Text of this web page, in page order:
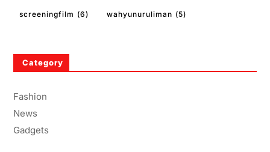
screeningfilm (6) wahyunuruliman (5)
Category
Fashion
News
Gadgets